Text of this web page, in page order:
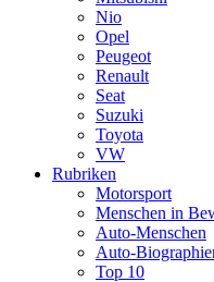
Nio
Opel
Peugeot
Renault
Seat
Suzuki
Toyota
VW
Rubriken
Motorsport
Menschen in
Auto-Menschen
Auto-
Top 10